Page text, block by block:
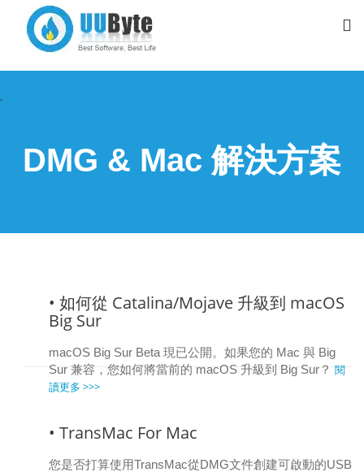
`
DMG & Mac 解決方案
• 如何從 Catalina/Mojave 升級到 macOS
Big Sur
macOS Big Sur Beta 現已公開。如果您的 Mac 與 Big
Sur 兼容，您如何將當前的 macOS 升級到 Big Sur？ 閱
讀更多 >>>
• TransMac For Mac
您是否打算使用TransMac從DMG文件創建可啟動的USB